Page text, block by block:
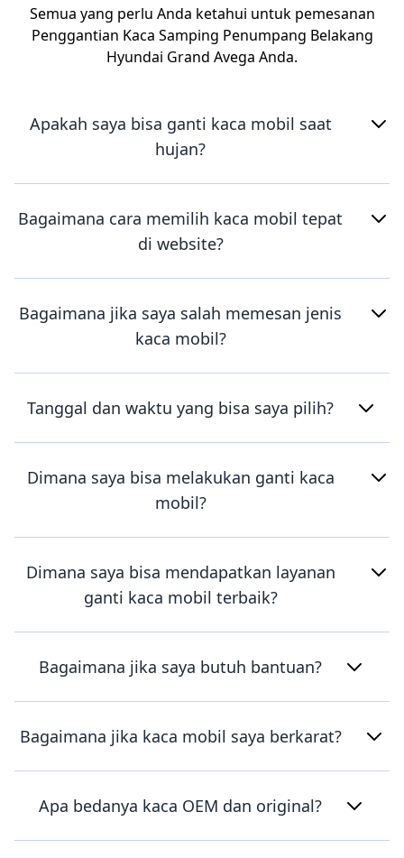
Semua yang perlu Anda ketahui untuk pemesanan
Penggantian Kaca Samping Penumpang Belakang
Hyundai Grand Avega Anda.
Apakah saya bisa ganti kaca mobil saat
hujan?
Bagaimana cara memilih kaca mobil tepat
di website?
Bagaimana jika saya salah memesan jenis
kaca mobil?
Tanggal dan waktu yang bisa saya pilih?
Dimana saya bisa melakukan ganti kaca
mobil?
Dimana saya bisa mendapatkan layanan
ganti kaca mobil terbaik?
Bagaimana jika saya butuh bantuan?
Bagaimana jika kaca mobil saya berkarat?
Apa bedanya kaca OEM dan original?